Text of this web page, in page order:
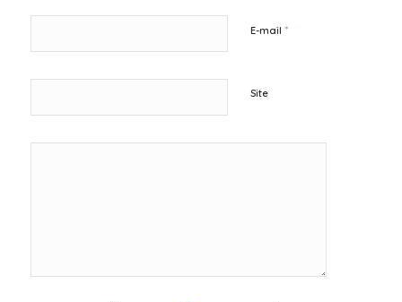
E-mail *
Site